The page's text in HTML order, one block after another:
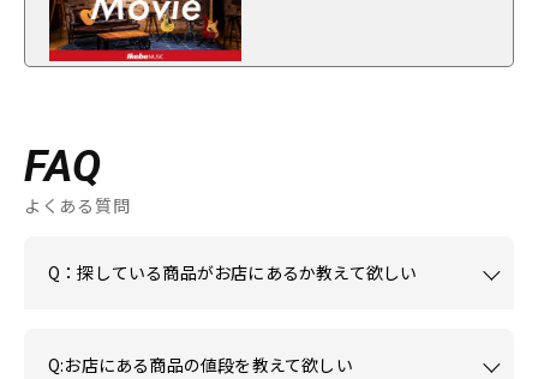
FAQ
よくある質問
Q：探している商品がお店にあるか教えて欲しい
Q:お店にある商品の値段を教えて欲しい